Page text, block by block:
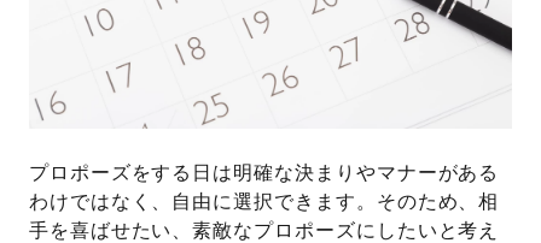
プロポーズをする日は明確な決まりやマナーがある
わけではなく、自由に選択できます。そのため、相
手を喜ばせたい、素敵なプロポーズにしたいと考え